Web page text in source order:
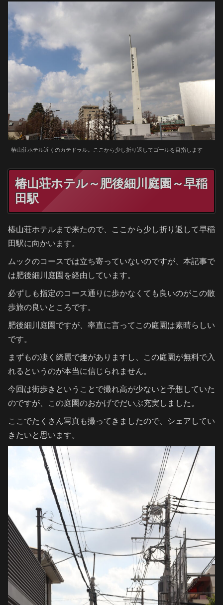
椿山荘ホテル近くのカテドラル。ここから少し折り返してゴールを目指します
椿山荘ホテル～肥後細川庭園～早稲
田駅
椿山荘ホテルまで来たので、ここから少し折り返して早稲
田駅に向かいます。
ムックのコースでは立ち寄っていないのですが、本記事で
は肥後細川庭園を経由しています。
必ずしも指定のコース通りに歩かなくても良いのがこの散
歩旅の良いところです。
肥後細川庭園ですが、率直に言ってこの庭園は素晴らしい
です。
まずもの凄く綺麗で趣がありますし、この庭園が無料で入
れるというのが本当に信じられません。
今回は街歩きということで撮れ高が少ないと予想していた
のですが、この庭園のおかげでだいぶ充実しました。
ここでたくさん写真も撮ってきましたので、シェアしてい
きたいと思います。